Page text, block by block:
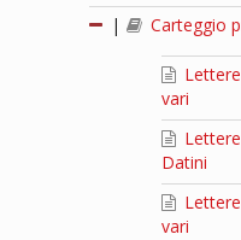
|
Carteggio
vari
Datini
vari